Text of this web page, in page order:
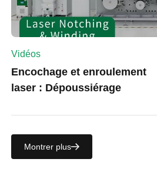
Vidéos
Encochage et enroulement
laser : Dépoussiérage
Montrer plus